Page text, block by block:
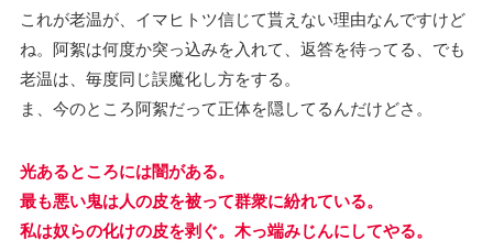
これが老温が、イマヒトツ信じて貰えない理由なんですけど
ね。阿絮は何度か突っ込みを入れて、返答を待ってる、でも
老温は、毎度同じ誤魔化し方をする。
ま、今のところ阿絮だって正体を隠してるんだけどさ。
光あるところには闇がある。
最も悪い鬼は人の皮を被って群衆に紛れている。
私は奴らの化けの皮を剥ぐ。木っ端みじんにしてやる。